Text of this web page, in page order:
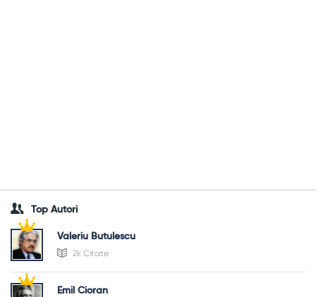
Top Autori
Valeriu Butulescu
2k Citate
Emil Cioran